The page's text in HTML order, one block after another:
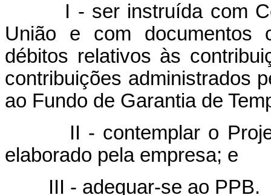
I - ser instruída com
União e com documentos
débitos relativos às
contribuições administrados
ao Fundo de Garantia de
II - contemplar o Projeto
elaborado pela empresa; e
III - adequar-se ao PPB.